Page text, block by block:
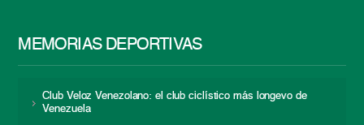
MEMORIAS DEPORTIVAS
Club Veloz Venezolano: el club ciclístico más longevo de
Venezuela